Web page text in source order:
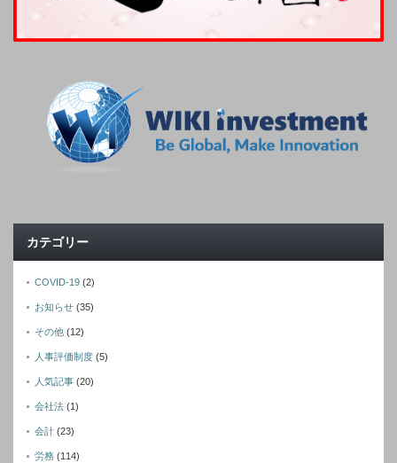
カテゴリー
COVID-19 (2)
お知らせ (35)
その他 (12)
人事評価制度 (5)
人気記事 (20)
会社法 (1)
会計 (23)
労務 (114)